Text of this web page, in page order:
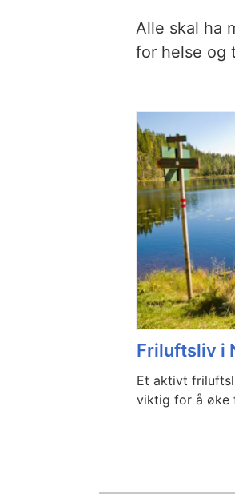
Alle skal ha
for helse og
Friluftsliv i
Et aktivt
viktig for å øke